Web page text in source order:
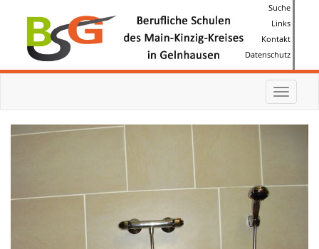
Suche
Links
Kontakt
Datenschutz
Toggle